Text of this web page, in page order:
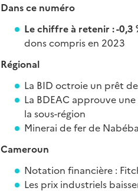
Dans ce numéro
Le chiffre à retenir : -0,3
dons compris en 2023
Régional
La BID octroie un prêt
La BDEAC approuve
la sous-région
Minerai de fer de
Cameroun
Notation financière :
Les prix industriels